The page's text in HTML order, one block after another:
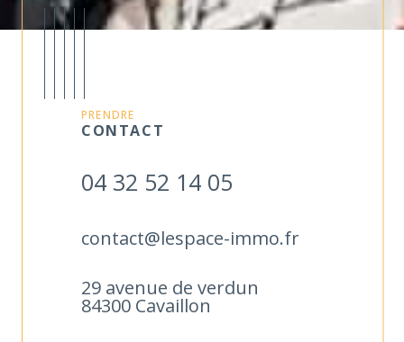
PRENDRE
CONTACT
04 32 52 14 05
contact@lespace-immo.fr
29 avenue de verdun
84300 Cavaillon